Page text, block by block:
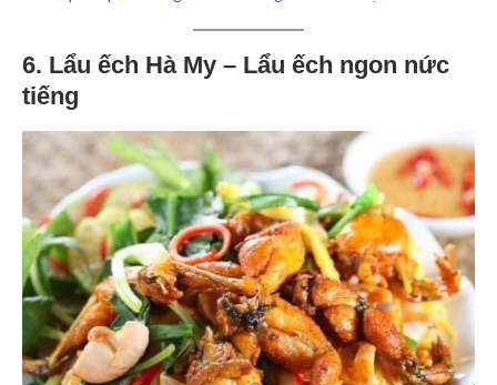
6. Lẩu ếch Hà My – Lẩu ếch ngon nức
tiếng